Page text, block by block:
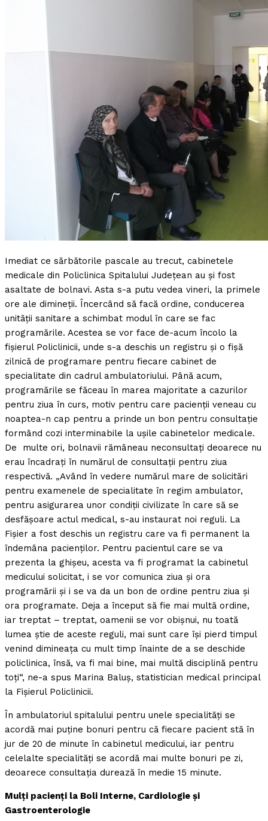
Imediat ce sărbătorile pascale au trecut, cabinetele
medicale din Policlinica Spitalului Judeţean au şi fost
asaltate de bolnavi. Asta s-a putu vedea vineri, la primele
ore ale dimineţii. Încercând să facă ordine, conducerea
unităţii sanitare a schimbat modul în care se fac
programările. Acestea se vor face de-acum încolo la
fişierul Policlinicii, unde s-a deschis un registru şi o fişă
zilnică de programare pentru fiecare cabinet de
specialitate din cadrul ambulatoriului. Până acum,
programările se făceau în marea majoritate a cazurilor
pentru ziua în curs, motiv pentru care pacienţii veneau cu
noaptea-n cap pentru a prinde un bon pentru consultaţie
formând cozi interminabile la uşile cabinetelor medicale.
De multe ori, bolnavii rămâneau neconsultaţi deoarece nu
erau încadraţi în numărul de consultaţii pentru ziua
respectivă. „Având în vedere numărul mare de solicitări
pentru examenele de specialitate în regim ambulator,
pentru asigurarea unor condiţii civilizate în care să se
desfăşoare actul medical, s-au instaurat noi reguli. La
Fişier a fost deschis un registru care va fi permanent la
îndemâna pacienţilor. Pentru pacientul care se va
prezenta la ghişeu, acesta va fi programat la cabinetul
medicului solicitat, i se vor comunica ziua şi ora
programării şi i se va da un bon de ordine pentru ziua şi
ora programate. Deja a început să fie mai multă ordine,
iar treptat – treptat, oamenii se vor obişnui, nu toată
lumea ştie de aceste reguli, mai sunt care îşi pierd timpul
venind dimineaţa cu mult timp înainte de a se deschide
policlinica, însă, va fi mai bine, mai multă disciplină pentru
toţi“, ne-a spus Marina Baluş, statistician medical principal
la Fişierul Policlinicii.
În ambulatoriul spitalului pentru unele specialităţi se
acordă mai puţine bonuri pentru că fiecare pacient stă în
jur de 20 de minute în cabinetul medicului, iar pentru
celelalte specialităţi se acordă mai multe bonuri pe zi,
deoarece consultaţia durează în medie 15 minute.
Mulţi pacienţi la Boli Interne, Cardiologie şi
Gastroenterologie